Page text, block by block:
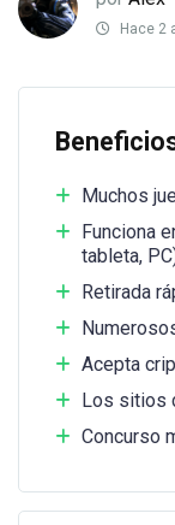
Hace 2
Muchos
Funciona
tableta,
Retirada
Acepta
Los sitios
Concurso